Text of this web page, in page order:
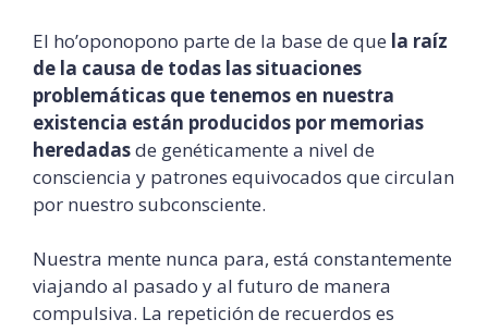
El ho’oponopono parte de la base de que la raíz
de la causa de todas las situaciones
problemáticas que tenemos en nuestra
existencia están producidos por memorias
heredadasde genéticamente a nivel de
consciencia y patrones equivocados que circulan
por nuestro subconsciente.
Nuestra mente nunca para, está constantemente
viajando al pasado y al futuro de manera
compulsiva. La repetición de recuerdos es